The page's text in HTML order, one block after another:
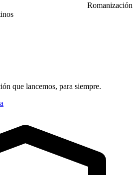
Romanización
que lancemos, para siempre.